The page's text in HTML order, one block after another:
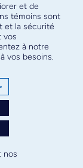
et de
témoins sont
et la sécurité
vos
à notre
vos besoins.
nos